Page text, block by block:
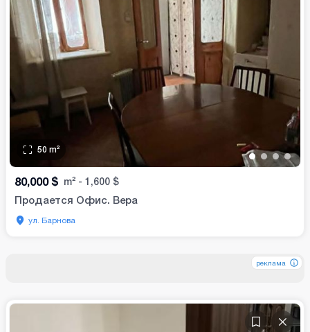
••••
50 m²
80,000 $ m² - 1,600 $
Продается Офис. Вера
ул. Барнова
реклама
реклама
реклама